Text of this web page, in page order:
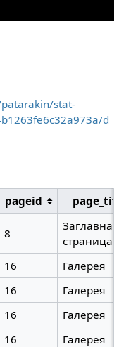
stat-
d
pageid
8
Заглавная
страница
16
Галерея
16
Галерея
16
Галерея
16
Галерея